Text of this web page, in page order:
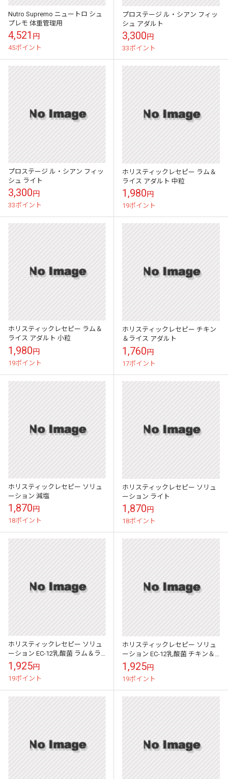
Nutro Supremo ニュートロ シュ
プレモ 体重管理用
4,521 円
45ポイント
プロステージ ル・シアン フィッ
シュ アダルト
3,300円
33ポイント
プロステージ ル・シアン フィッ
シュ ライト
3,300円
33ポイント
ホリスティックレセピー ラム＆
ライス アダルト 中粒
1,980円
19ポイント
ホリスティックレセピー ラム＆
ライス アダルト 小粒
1,980円
19ポイント
ホリスティックレセピー チキン
＆ライス アダルト
1,760円
17ポイント
ホリスティックレセピー ソリュ
ーション 減塩
1,870円
18ポイント
ホリスティックレセピー ソリュ
ーション ライト
1,870円
18ポイント
ホリスティックレセピー ソリュ
ーション EC-12乳酸菌 ラム＆ラ
イス
1,925円
19ポイント
ホリスティックレセピー ソリュ
ーション EC-12乳酸菌 チキン＆
ライス
1,925円
19ポイント